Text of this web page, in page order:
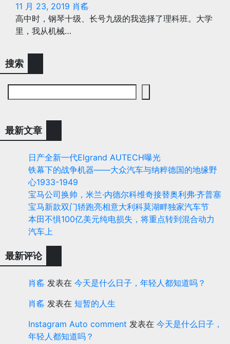
11 月 23, 2019 肖䍃
高中时，钢琴十级、长号九级的我选择了理科班。大学
里，我从机械…
搜索
最新文章
日产全新一代Elgrand AUTECH曝光
铁幕下的战争机器——大众汽车与纳粹德国的地缘野
心1933-1949
宝马公司换帅，米兰·内德尔科维奇接替奥利弗·齐普塞
宝马新款双门轿跑亮相意大利科莫湖畔独家汽车节
本田不惧100亿美元纯电损失，将重点转到混合动力
汽车上
最新评论
肖䍃 发表在 今天是什么日子，年轻人都知道吗？
肖䍃 发表在 短暂的人生
Instagram Auto comment 发表在 今天是什么日子，
年轻人都知道吗？